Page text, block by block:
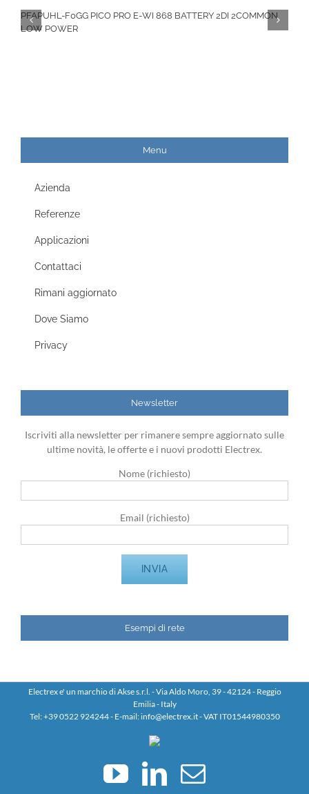
PFAPUHL-F0GG PICO PRO E-WI 868 BATTERY 2DI 2COMMON
LOW POWER
Menu
Azienda
Referenze
Applicazioni
Contattaci
Rimani aggiornato
Dove Siamo
Privacy
Newsletter
Iscriviti alla newsletter per rimanere sempre aggiornato sulle
ultime novità, le offerte e i nuovi prodotti Electrex.
Nome (richiesto)
Email (richiesto)
Esempi di rete
Electrex e' un marchio di Akse s.r.l. - Via Aldo Moro, 39 - 42124 - Reggio
Emilia - Italy
Tel: +39 0522 924244 - E-mail: info@electrex.it - VAT IT01544980350
YouTubeLinkedIn
Email